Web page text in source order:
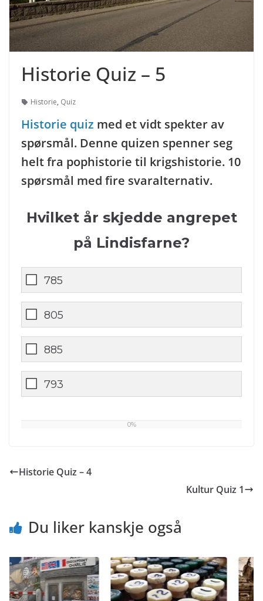
Historie Quiz – 5
Historie, Quiz
Historie quiz med et vidt spekter av
spørsmål. Denne quizen spenner seg
helt fra pophistorie til krigshistorie. 10
spørsmål med fire svaralternativ.
Hvilket år skjedde angrepet
på Lindisfarne?
785
805
885
793
0%
Historie Quiz – 4
Kultur Quiz 1
Du liker kanskje også